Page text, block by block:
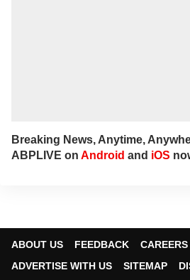
Breaking News, Anytime,
ABPLIVE on Android and iOS
ABOUT US FEEDBACK
CAREERS
ADVERTISE WITH US
SITEMAP